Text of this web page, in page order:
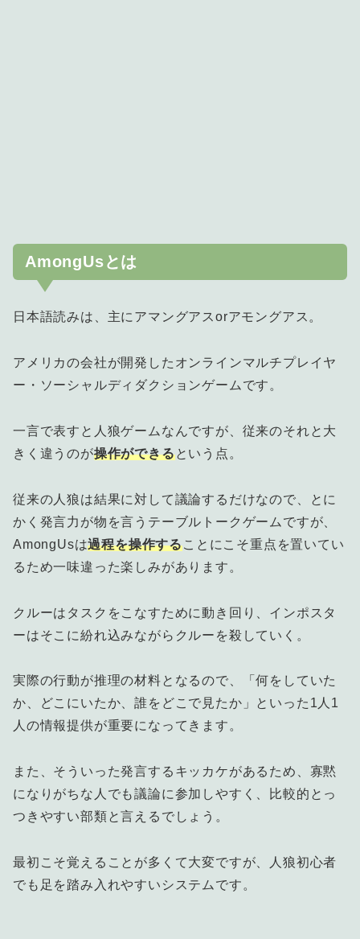
AmongUsとは
日本語読みは、主にアマングアスorアモングアス。
アメリカの会社が開発したオンラインマルチプレイヤ
ー・ソーシャルディダクションゲームです。
一言で表すと人狼ゲームなんですが、従来のそれと大
きく違うのが操作ができるという点。
従来の人狼は結果に対して議論するだけなので、とに
かく発言力が物を言うテーブルトークゲームですが、
AmongUsは過程を操作することにこそ重点を置いてい
るため一味違った楽しみがあります。
クルーはタスクをこなすために動き回り、インポスタ
ーはそこに紛れ込みながらクルーを殺していく。
実際の行動が推理の材料となるので、「何をしていた
か、どこにいたか、誰をどこで見たか」といった1人1
人の情報提供が重要になってきます。
また、そういった発言するキッカケがあるため、寡黙
になりがちな人でも議論に参加しやすく、比較的とっ
つきやすい部類と言えるでしょう。
最初こそ覚えることが多くて大変ですが、人狼初心者
でも足を踏み入れやすいシステムです。